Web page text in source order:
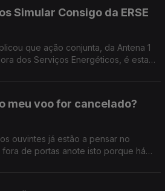
Simular Consigo da ERSE
que ação conjunta, da Antena 1
dos Serviços Energéticos, é esta.
meu voo for cancelado?
ouvintes já estão a pensar no
de portas anote isto porque há